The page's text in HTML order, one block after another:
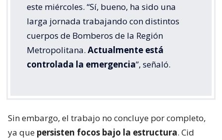
este miércoles. “Sí, bueno, ha sido una
larga jornada trabajando con distintos
cuerpos de Bomberos de la Región
Metropolitana. Actualmente está
controlada la emergencia”, señaló.
Sin embargo, el trabajo no concluye por completo,
ya que persisten focos bajo la estructura. Cid